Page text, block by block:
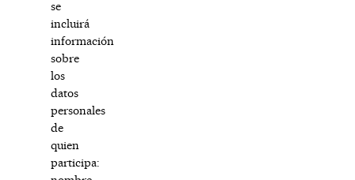
se
incluirá
información
sobre
los
datos
personales
de
quien
participa: